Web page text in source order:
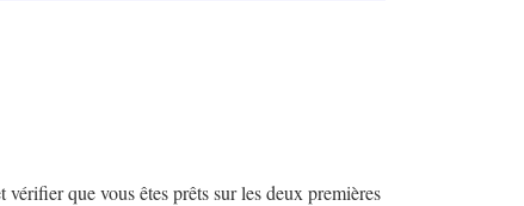
vérifier que vous êtes prêts sur les deux premières